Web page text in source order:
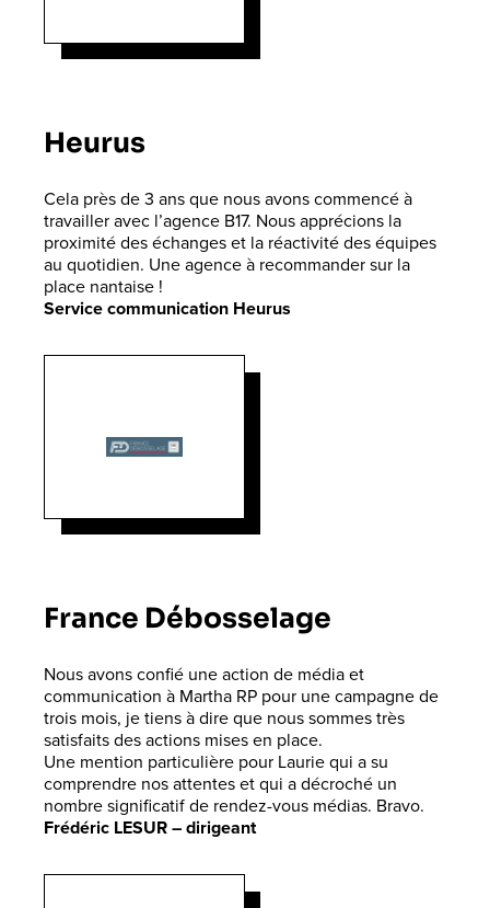
Heurus
Cela près de 3 ans que nous avons commencé à
travailler avec l’agence B17. Nous apprécions la
proximité des échanges et la réactivité des équipes
au quotidien. Une agence à recommander sur la
place nantaise !
Service communication Heurus
France Débosselage
Nous avons confié une action de média et
communication à Martha RP pour une campagne de
trois mois, je tiens à dire que nous sommes très
satisfaits des actions mises en place.
Une mention particulière pour Laurie qui a su
comprendre nos attentes et qui a décroché un
nombre significatif de rendez-vous médias. Bravo.
Frédéric LESUR–dirigeant